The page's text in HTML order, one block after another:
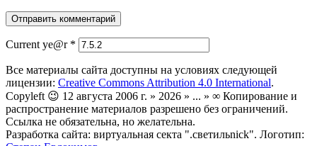
Current ye@r *
Все материалы сайта доступны на условиях следующей
лицензии: Creative Commons Attribution 4.0 International.
Copyleft 😉 12 августа 2006 г. » 2026 » ... » ∞ Копирование и
распространение материалов разрешено без ограничений.
Ссылка не обязательна, но желательна.
Разработка сайта: виртуальная секта ".светильnick". Логотип: